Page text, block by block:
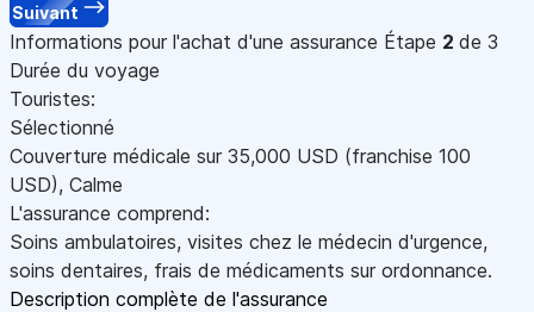
Suivant
Informations pour l'achat d'une assurance Étape 2 de 3
Durée du voyage
Touristes:
Sélectionné
Couverture médicale sur 35,000 USD (franchise 100
USD), Calme
L'assurance comprend:
Soins ambulatoires, visites chez le médecin d'urgence,
soins dentaires, frais de médicaments sur ordonnance.
Description complète de l'assurance